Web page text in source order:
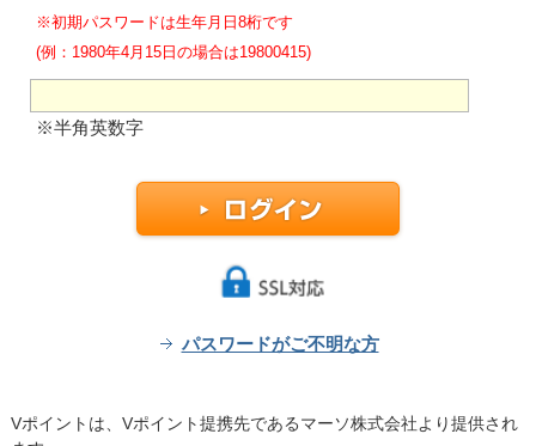
※初期パスワードは生年月日8桁です
(例：1980年4月15日の場合は19800415)
※半角英数字
パスワードがご不明な方
Vポイントは、Vポイント提携先であるマーソ株式会社より提供され